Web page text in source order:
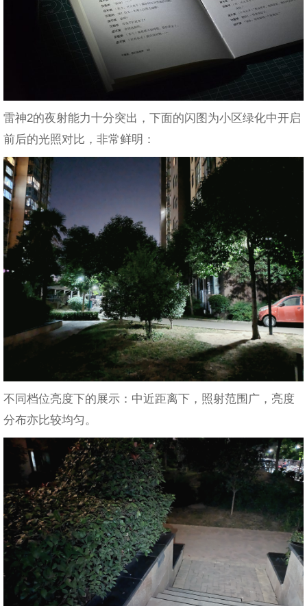
雷神2的夜射能力十分突出，下面的闪图为小区绿化中开启
前后的光照对比，非常鲜明：
不同档位亮度下的展示：中近距离下，照射范围广，亮度
分布亦比较均匀。